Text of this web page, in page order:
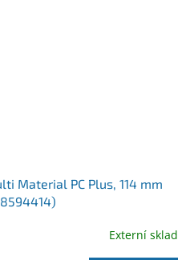
Material PC Plus, 114 mm
Externí sklad